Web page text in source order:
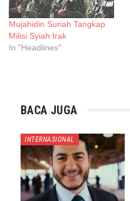
Mujahidin Suriah Tangkap
Milisi Syiah Irak
In "Headlines"
BACA JUGA
INTERNASIONAL